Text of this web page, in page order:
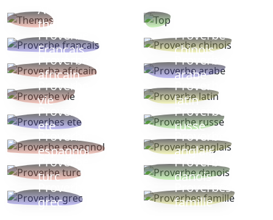
Autres
thèmes
Proverbe
Français
Proverbe
chinois
Proverbe
africain
Proverbe
arabe
Proverbe
vie
Proverbe
latin
Proverbes
ete
Proverbe
russe
Proverbe
espagnol
Proverbe
anglais
Proverbe
turc
Proverbe
danois
Proverbe
grec
Proverbes
famille